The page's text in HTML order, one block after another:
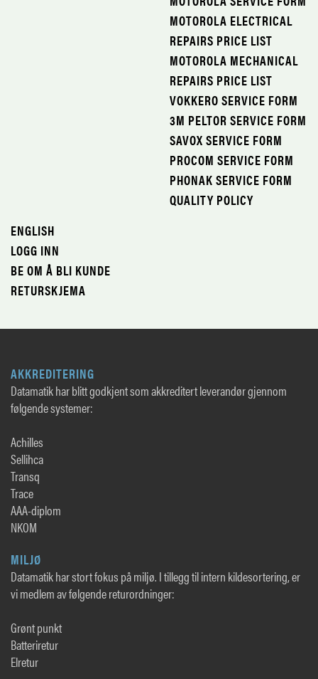
MOTOROLA ELECTRICAL
REPAIRS PRICE LIST
MOTOROLA MECHANICAL
REPAIRS PRICE LIST
VOKKERO SERVICE FORM
3M PELTOR SERVICE FORM
SAVOX SERVICE FORM
PROCOM SERVICE FORM
PHONAK SERVICE FORM
QUALITY POLICY
ENGLISH
LOGG INN
BE OM Å BLI KUNDE
RETURSKJEMA
AKKREDITERING
Datamatik har blitt godkjent som akkreditert leverandør gjennom
følgende systemer:
Achilles
Sellihca
Transq
Trace
AAA-diplom
NKOM
MILJØ
Datamatik har stort fokus på miljø. I tillegg til intern kildesortering, er
vi medlem av følgende returordninger:
Grønt punkt
Batteriretur
Elretur